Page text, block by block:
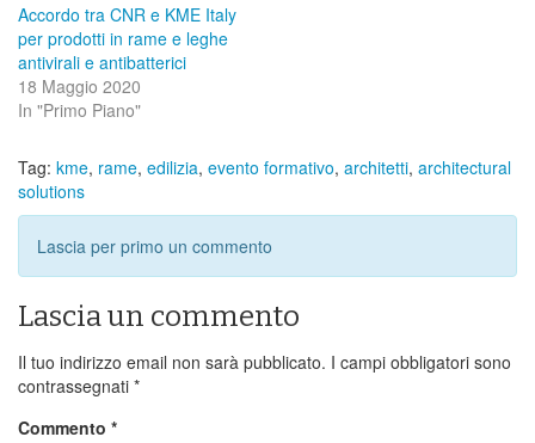
Accordo tra CNR e KME Italy
per prodotti in rame e leghe
antivirali e antibatterici
18 Maggio 2020
In "Primo Piano"
Tag: kme, rame, edilizia, evento formativo, architetti, architectural
solutions
Lascia per primo un commento
Lascia un commento
Il tuo indirizzo email non sarà pubblicato. I campi obbligatori sono
contrassegnati *
Commento *